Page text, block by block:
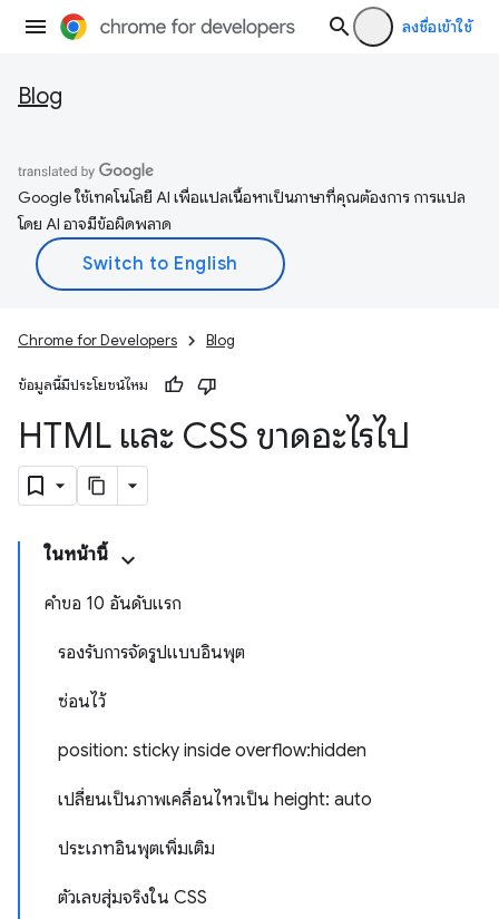
ลงชื่อเข้าใช้
Blog
Google ใช้เทคโนโลยี AI เพื่อแปลเนื้อหาเป็นภาษาที่คุณต้องการ การแปล
โดย AI อาจมีข้อผิดพลาด
Chrome for Developers Blog
ข้อมูลนี้มีประโยชน์ไหม
HTML และ CSS ขาดอะไรไป
ในหน้านี้
คำขอ 10 อันดับแรก
รองรับการจัดรูปแบบอินพุต
ซ่อนไว้
position: sticky inside overflow:hidden
เปลี่ยนเป็นภาพเคลื่อนไหวเป็น height: auto
ประเภทอินพุตเพิ่มเติม
ตัวเลขสุ่มจริงใน CSS